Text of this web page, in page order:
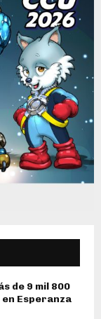
de 9 mil 800
Esperanza